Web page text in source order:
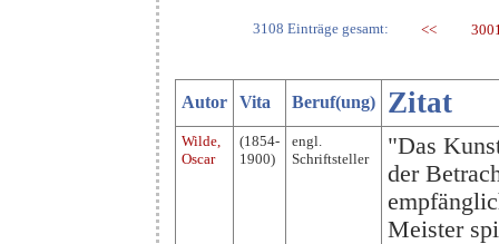
3108 Einträge gesamt: <<
Autor Vita Beruf(ung) Zitat
Wilde,
Oscar
(1854-
1900)
engl.
Schriftsteller
"Das
der
Meister